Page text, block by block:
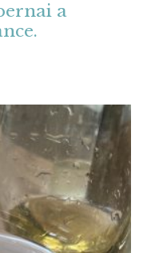
a